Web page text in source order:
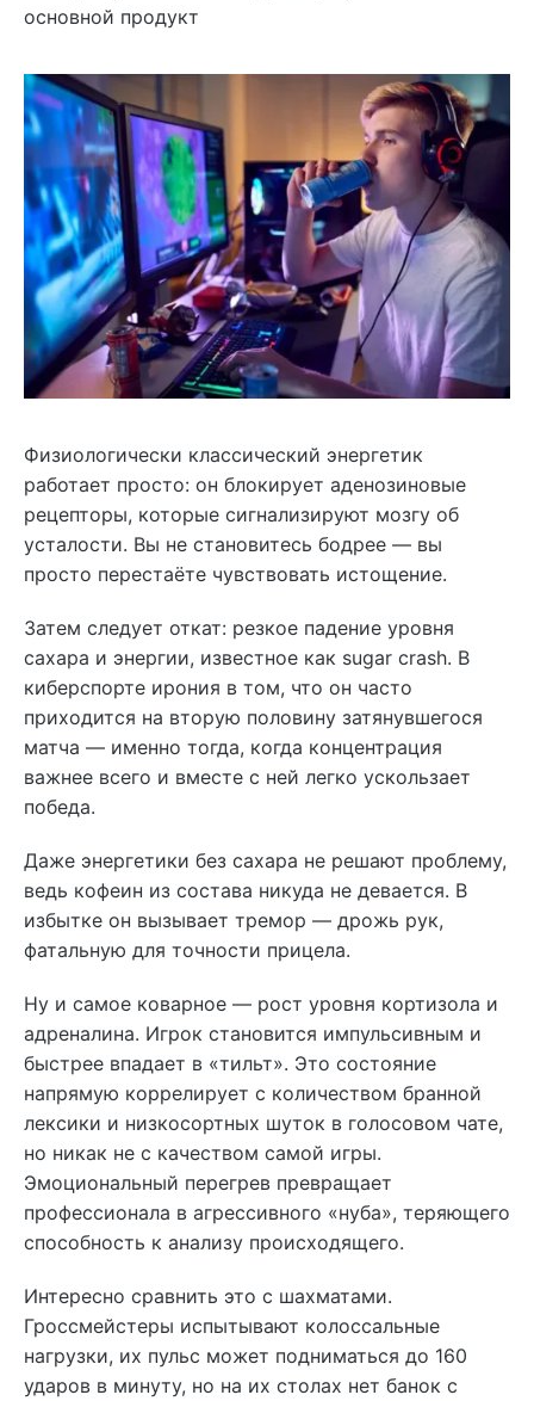
основной продукт
Физиологически классический энергетик
работает просто: он блокирует аденозиновые
рецепторы, которые сигнализируют мозгу об
усталости. Вы не становитесь бодрее — вы
просто перестаёте чувствовать истощение.
Затем следует откат: резкое падение уровня
сахара и энергии, известное как sugar crash. В
киберспорте ирония в том, что он часто
приходится на вторую половину затянувшегося
матча — именно тогда, когда концентрация
важнее всего и вместе с ней легко ускользает
победа.
Даже энергетики без сахара не решают проблему,
ведь кофеин из состава никуда не девается. В
избытке он вызывает тремор — дрожь рук,
фатальную для точности прицела.
Ну и самое коварное — рост уровня кортизола и
адреналина. Игрок становится импульсивным и
быстрее впадает в «тильт». Это состояние
напрямую коррелирует с количеством бранной
лексики и низкосортных шуток в голосовом чате,
но никак не с качеством самой игры.
Эмоциональный перегрев превращает
профессионала в агрессивного «нуба», теряющего
способность к анализу происходящего.
Интересно сравнить это с шахматами.
Гроссмейстеры испытывают колоссальные
нагрузки, их пульс может подниматься до 160
ударов в минуту, но на их столах нет банок с